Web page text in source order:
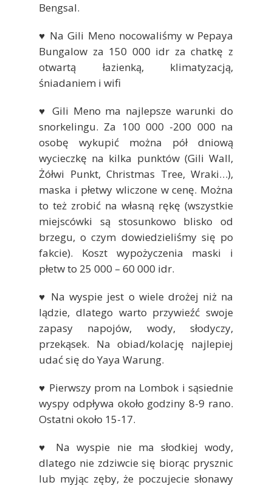
Bengsal.
♥ Na Gili Meno nocowaliśmy w Pepaya
Bungalow za 150 000 idr za chatkę z
otwartą łazienką, klimatyzacją,
śniadaniem i wifi
♥ Gili Meno ma najlepsze warunki do
snorkelingu. Za 100 000 -200 000 na
osobę wykupić można pół dniową
wycieczkę na kilka punktów (Gili Wall,
Żółwi Punkt, Christmas Tree, Wraki…),
maska i płetwy wliczone w cenę. Można
to też zrobić na własną rękę (wszystkie
miejscówki są stosunkowo blisko od
brzegu, o czym dowiedzieliśmy się po
fakcie). Koszt wypożyczenia maski i
płetw to 25 000 – 60 000 idr.
♥ Na wyspie jest o wiele drożej niż na
lądzie, dlatego warto przywieźć swoje
zapasy napojów, wody, słodyczy,
przekąsek. Na obiad/kolację najlepiej
udać się do Yaya Warung.
♥ Pierwszy prom na Lombok i sąsiednie
wyspy odpływa około godziny 8-9 rano.
Ostatni około 15-17.
♥ Na wyspie nie ma słodkiej wody,
dlatego nie zdziwcie się biorąc prysznic
lub myjąc zęby, że poczujecie słonawy